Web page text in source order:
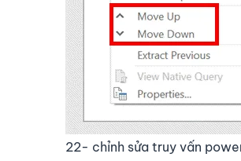
22- chỉnh sửa truy vấn